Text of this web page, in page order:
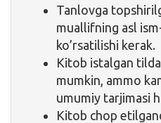
Tanlovga
muallifning asl
ko’rsatilishi kerak.
Kitob istalgan
mumkin, ammo
umumiy tarjimasi
Kitob chop